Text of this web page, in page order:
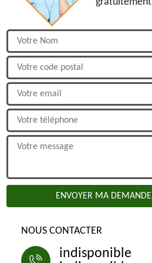
NOUS CONTACTER
indisponible